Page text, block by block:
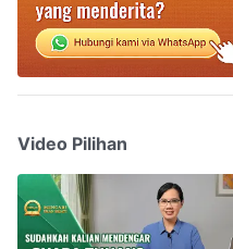
Video Pilihan